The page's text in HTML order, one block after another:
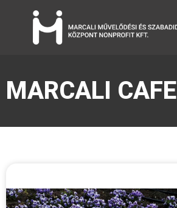
MARCALI CAFE